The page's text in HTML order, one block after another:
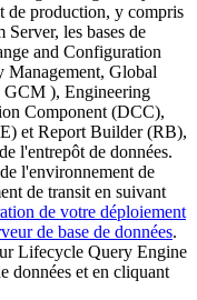
de production, y compris
Server, les bases de
and Configuration
Global
GCM ), Engineering
Component (DCC),
et Report Builder (RB),
l'entrepôt de données.
l'environnement de
de transit en suivant
de votre déploiement
de base de données.
Lifecycle Query Engine
données et en cliquant